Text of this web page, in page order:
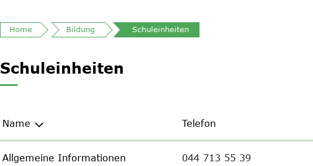
Home Bildung Schuleinheiten(ausgewählt)
Inhalt
Schuleinheiten
Name Telefon
Allgemeine Informationen
044 713 55 39